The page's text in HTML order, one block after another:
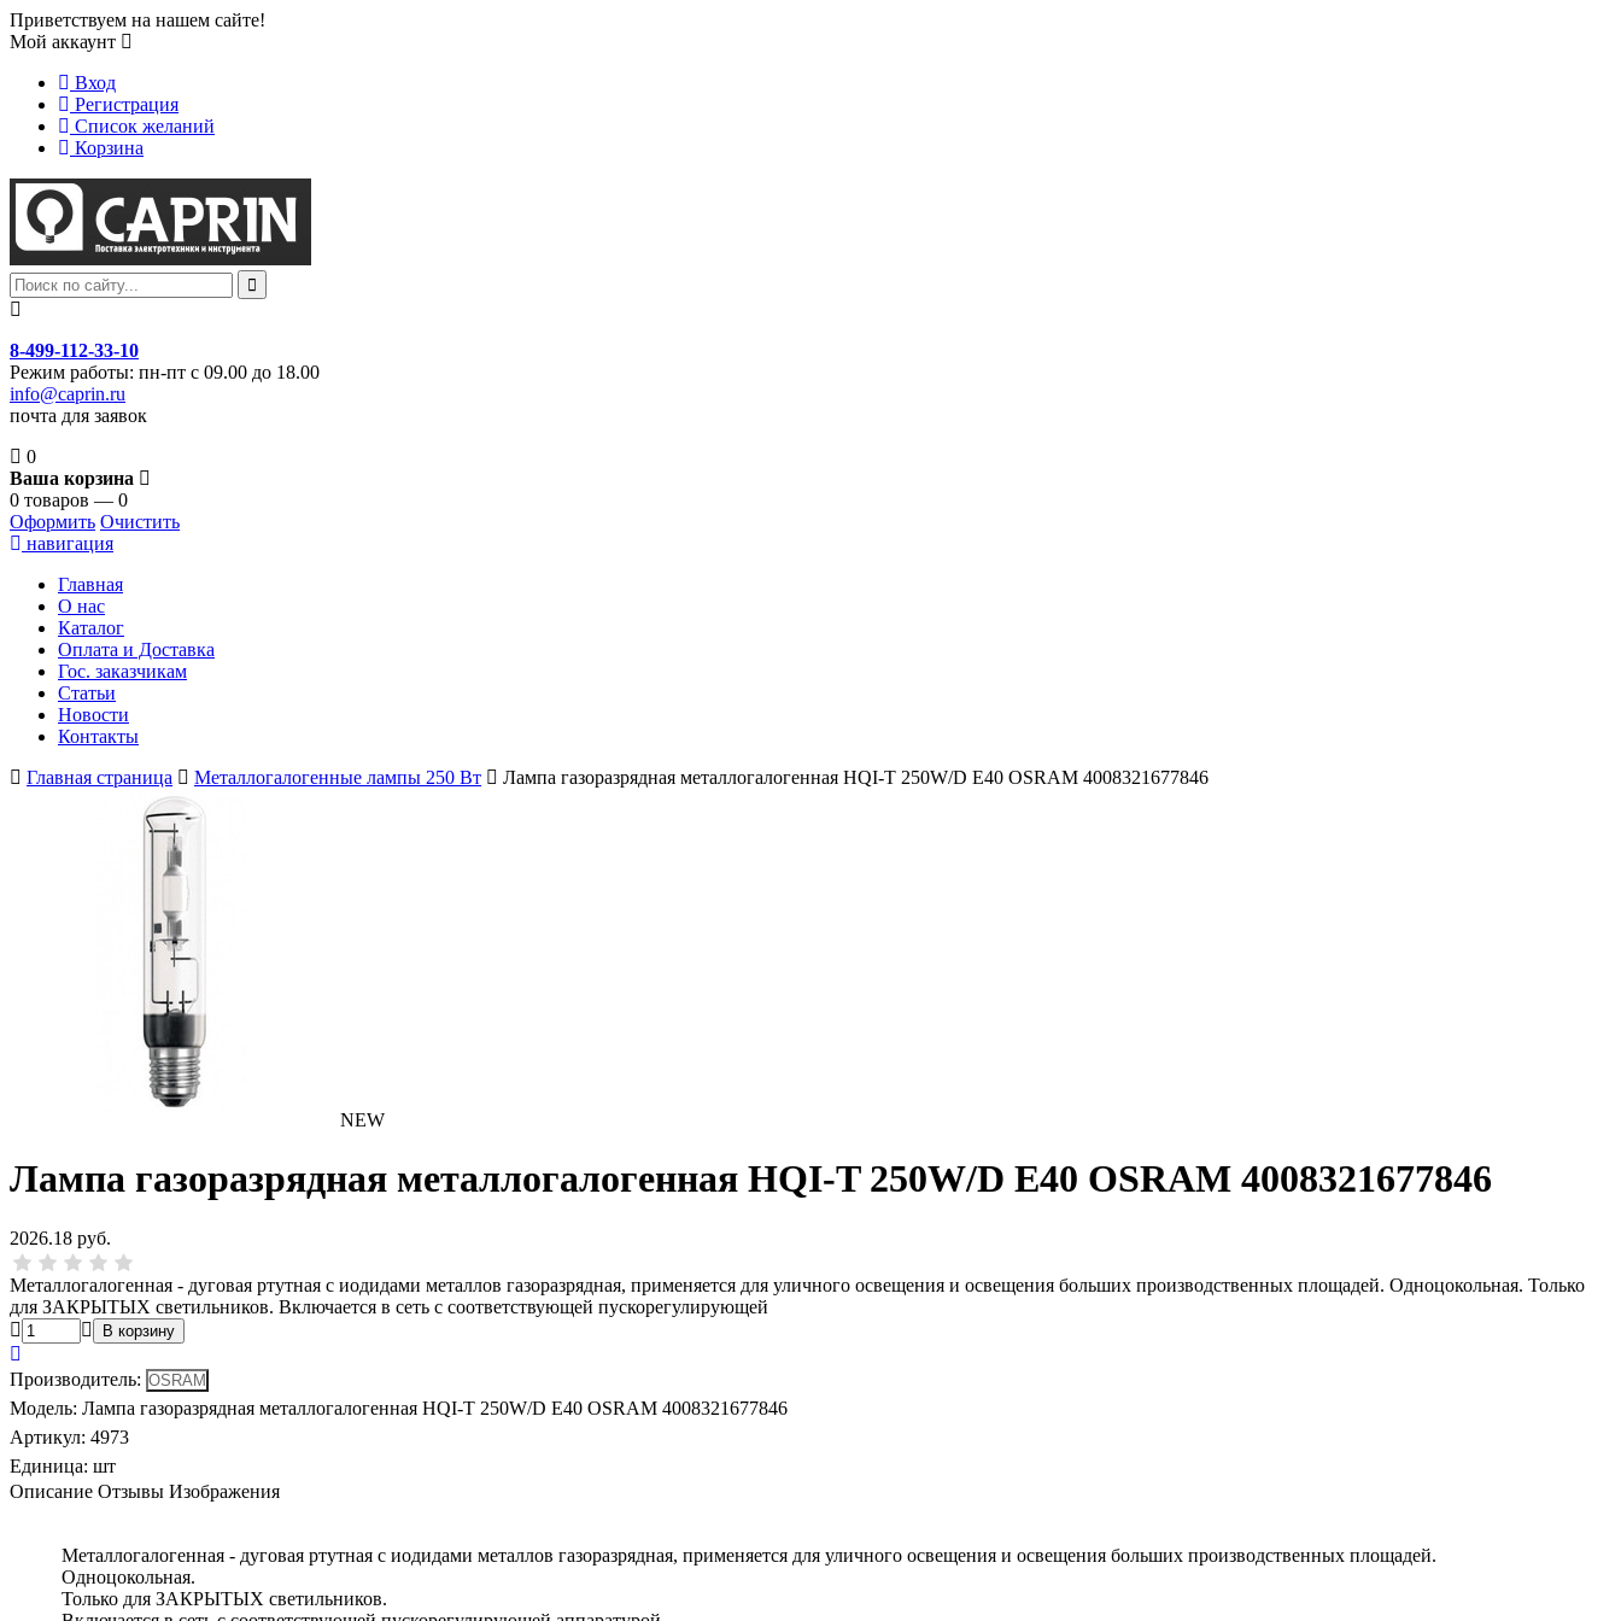
Приветствуем на нашем сайте!
Мой аккаунт
Вход
Регистрация
Список желаний
Корзина
8-499-112-33-10
Режим работы: пн-пт с 09.00 до 18.00
info@caprin.ru
почта для заявок
0
Ваша корзина
0 товаров — 0
Оформить Очистить
навигация
Главная
О нас
Каталог
Оплата и Доставка
Гос. заказчикам
Статьи
Новости
Контакты
Главная страница
Металлогалогенные лампы 250 Вт Лампа газоразрядная металлогалогенная HQI-T 250W/D E40 OSRAM 4008321677846
NEW
Лампа газоразрядная металлогалогенная HQI-T 250W/D E40 OSRAM 4008321677846
2026.18 руб.
Металлогалогенная - дуговая ртутная с иодидами металлов газоразрядная, применяется для уличного освещения и освещения больших производственных площадей. Одноцокольная. Только
для ЗАКРЫТЫХ светильников. Включается в сеть с соответствующей пускорегулирующей
Производитель:
Модель: Лампа газоразрядная металлогалогенная HQI-T 250W/D E40 OSRAM 4008321677846
Артикул: 4973
Единица: шт
Описание Отзывы Изображения
Металлогалогенная - дуговая ртутная с иодидами металлов газоразрядная, применяется для уличного освещения и освещения больших производственных площадей.
Одноцокольная.
Только для ЗАКРЫТЫХ светильников.